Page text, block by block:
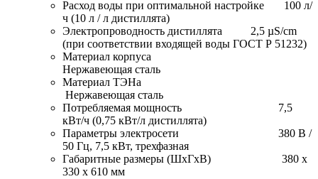
Расход воды при оптимальной настройке 100 л/
ч (10 л / л дистиллята)
Электропроводность дистиллята 2,5 µS/cm
(при соответствии входящей воды ГОСТ Р 51232)
Материал корпуса
Нержавеющая сталь
Материал ТЭНа
Нержавеющая сталь
Потребляемая мощность 7,5
кВт/ч (0,75 кВт/л дистиллята)
Параметры электросети 380 В /
50 Гц, 7,5 кВт, трехфазная
Габаритные размеры (ШхГхВ) 380 х
330 х 610 мм